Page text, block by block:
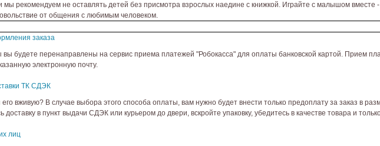
рекомендуем не оставлять детей без присмотра взрослых наедине с книжкой. Играйте с малышом вместе
от общения с любимым человеком.
заказа
вы будете перенаправлены на сервис приема платежей "Робокасса" для оплаты банковской картой. Прием
электронную почту.
ТК СДЭК
вживую? В случае выбора этого способа оплаты, вам нужно будет внести только предоплату за заказ в
в пункт выдачи СДЭК или курьером до двери, вскройте упаковку, убедитесь в качестве товара и
лиц